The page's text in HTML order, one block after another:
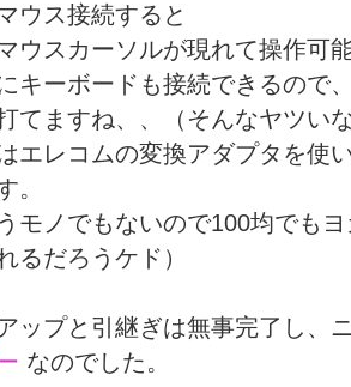
ウス接続すると
ウスカーソルが現れて操作可
キーボードも接続できるので
てますね、、（そんなヤツい
エレコムの変換アダプタを使
。
モノでもないので100均でも
るだろうケド）
ップと引継ぎは無事完了し、
なのでした。